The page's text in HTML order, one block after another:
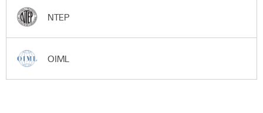
NTEP
OIML